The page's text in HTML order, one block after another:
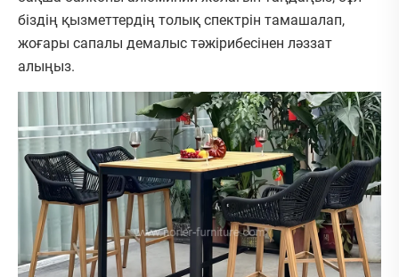
біздің қызметтердің толық спектрін тамашалап,
жоғары сапалы демалыс тәжірибесінен ләззат
алыңыз.